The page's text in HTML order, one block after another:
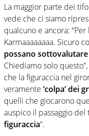
La maggior parte dei
vede che ci siamo
qualcuno e ancora:
Karmaaaaaaaa. Sicuro
possano sottovalutare
Chiediamo solo
che la figuraccia nel
veramente ‘colpa’ dei
quelli che giocarono
auspico il passaggio
figuraccia“.